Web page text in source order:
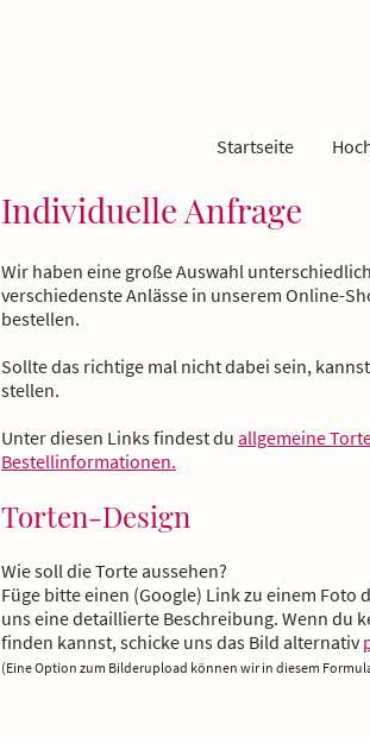
Startseite
Individuelle Anfrage
Wir haben eine große Auswahl
verschiedenste Anlässe in unserem Online-
bestellen.
Sollte das richtige mal nicht dabei sein,
stellen.
Unter diesen Links findest du allgemeine
Bestellinformationen.
Torten-Design
Wie soll die Torte aussehen?
Füge bitte einen (Google) Link zu einem Foto
uns eine detaillierte Beschreibung. Wenn du
finden kannst, schicke uns das Bild alternativ
(Eine Option zum Bilderupload können wir in diesem